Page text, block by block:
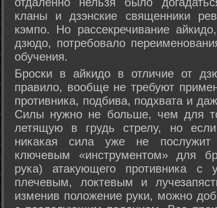
кланы и дзэнские священники
кэмпо. Но рассекречивание
дзюдо, потребовало
обучения.
Броски в айкидо в отличие от
правило, вообще не требуют
противника, подбива, подхвата и
Силы нужно не больше, чем для
летящую в грудь стрелу, но
никакая сила уже не
ключевым «инструментом» для
рука) атакующего противника с
плечевым, локтевым и
изменив положение руки, можно